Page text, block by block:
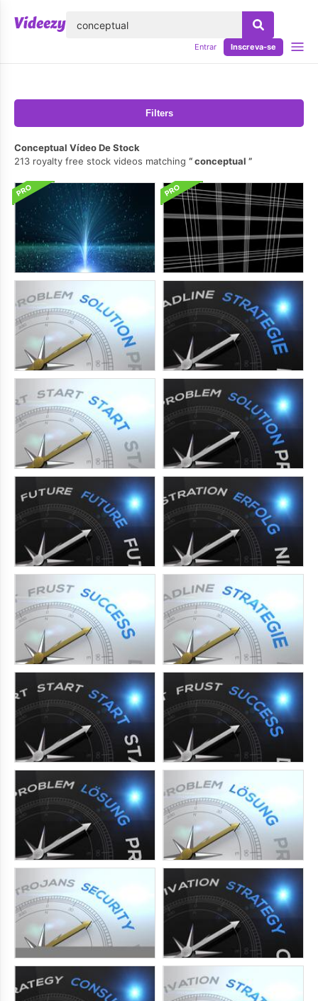
Entrar Inscreva-se
Filters
Conceptual Vídeo De Stock
213 royalty free stock videos matching
conceptual